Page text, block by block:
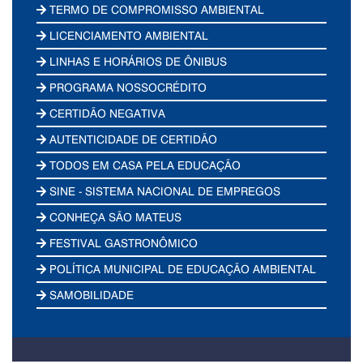
TERMO DE COMPROMISSO AMBIENTAL
LICENCIAMENTO AMBIENTAL
LINHAS E HORÁRIOS DE ÔNIBUS
PROGRAMA NOSSOCRÉDITO
CERTIDÃO NEGATIVA
AUTENTICIDADE DE CERTIDÃO
TODOS EM CASA PELA EDUCAÇÃO
SINE - SISTEMA NACIONAL DE EMPREGOS
CONHEÇA SÃO MATEUS
FESTIVAL GASTRONÔMICO
POLÍTICA MUNICIPAL DE EDUCAÇÃO AMBIENTAL
SAMOBILIDADE